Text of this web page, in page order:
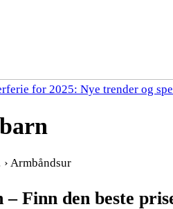
for 2025: Nye trender og
Armbåndsur
– Finn den beste